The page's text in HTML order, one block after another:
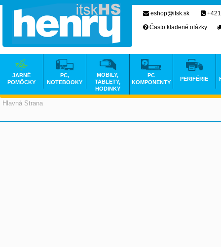
Hlavná Strana
eshop@itsk.sk
Často kladené otázky
JARNÉ
POMÔCKY
PC,
NOTEBOOKY
MOBILY,
TABLETY,
HODINKY
PC
KOMPONENTY
PERIFÉRIE